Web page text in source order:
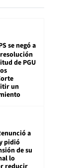
se negó a
de PGU
un
a
pidió
de su
lo